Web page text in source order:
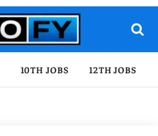
10TH JOBS 12TH JOBS